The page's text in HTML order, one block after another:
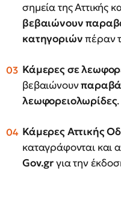
σημεία της Αττικής
βεβαιώνουν
κατηγοριώνπέραν
Κάμερες σε
βεβαιώνουν
λεωφορειολωρίδες.
Κάμερες Αττικής
καταγράφονται και
Gov.grγια την